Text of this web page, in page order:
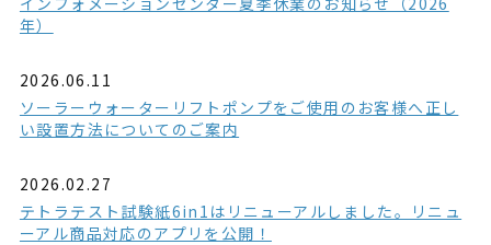
年）
2026.06.11
ソーラーウォーターリフトポンプをご使用のお客様へ正し
い設置方法についてのご案内
2026.02.27
テトラテスト試験紙6in1はリニューアルしました。リニュ
ーアル商品対応のアプリを公開！